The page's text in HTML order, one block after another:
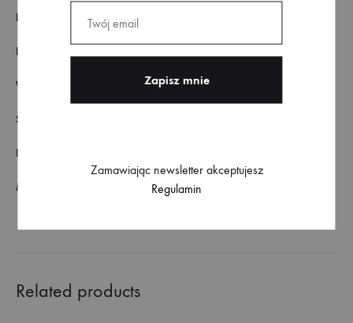
ROZMIAR M/L, S/M
KOLOR
WZÓR kwiaty
SKŁAD MATERIAŁU
FASON
MODELKA Wzrost 170cm, rozmiar ubrania 36
Related products
Zamawiając newsletter akceptujesz
Regulamin